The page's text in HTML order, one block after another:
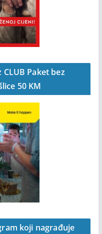
Paket bez
50 KM
koji nagrađuje